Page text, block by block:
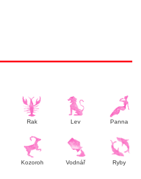
Rak Lev Panna
Kozoroh Vodnář Ryby